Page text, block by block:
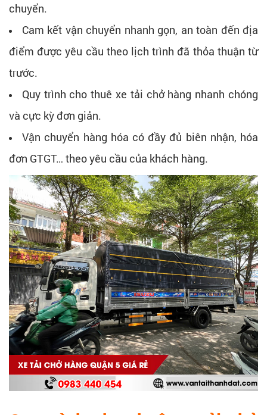
chuyển.
Cam kết vận chuyển nhanh gọn, an toàn đến địa
điểm được yêu cầu theo lịch trình đã thỏa thuận từ
trước.
Quy trình cho thuê xe tải chở hàng nhanh chóng
và cực kỳ đơn giản.
Vận chuyển hàng hóa có đầy đủ biên nhận, hóa
đơn GTGT… theo yêu cầu của khách hàng.